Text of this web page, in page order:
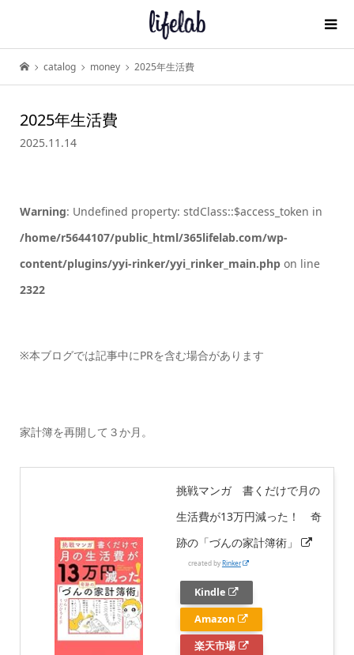
catalog money 2025年生活費
2025年生活費
2025.11.14
Warning: Undefined property: stdClass::$access_token in
/home/r5644107/public_html/365lifelab.com/wp-
content/plugins/yyi-rinker/yyi_rinker_main.phpon line
2322
※本ブログでは記事中にPRを含む場合があります
家計簿を再開して３か月。
挑戦マンガ 書くだけで月の
生活費が13万円減った！ 奇
跡の「づんの家計簿術」
created by Rinker
Kindle
Amazon
楽天市場